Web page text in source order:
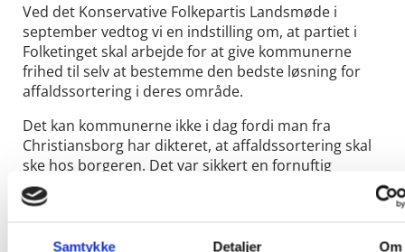
Samtykke Detaljer Om
Ved det Konservative Folkepartis Landsmøde i
september vedtog vi en indstilling om, at partiet i
Folketinget skal arbejde for at give kommunerne
frihed til selv at bestemme den bedste løsning for
affaldssortering i deres område.
Det kan kommunerne ikke i dag fordi man fra
Christiansborg har dikteret, at affaldssortering skal
ske hos borgeren. Det var sikkert en fornuftig
beslutning da den blev truffet, men er forkert i dag
hvor teknologien er udviklet til at foretage en både